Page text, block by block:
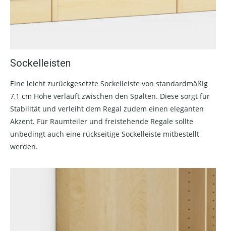
Sockelleisten
Eine leicht zurückgesetzte Sockelleiste von standardmäßig
7,1 cm Höhe verläuft zwischen den Spalten. Diese sorgt für
Stabilität und verleiht dem Regal zudem einen eleganten
Akzent. Für Raumteiler und freistehende Regale sollte
unbedingt auch eine rückseitige Sockelleiste mitbestellt
werden.